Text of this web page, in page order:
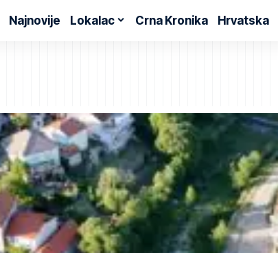
Najnovije Lokalac Crna Kronika Hrvatska